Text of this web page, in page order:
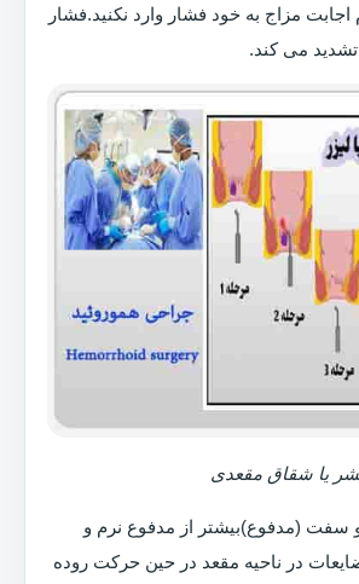
اجابت مزاج به خود فشار وارد نکنید.فشار
می کند.
یا شقاق مقعدی
(مدفوع)بیشتر از مدفوع نرم و
در ناحیه مقعد در حین حرکت روده